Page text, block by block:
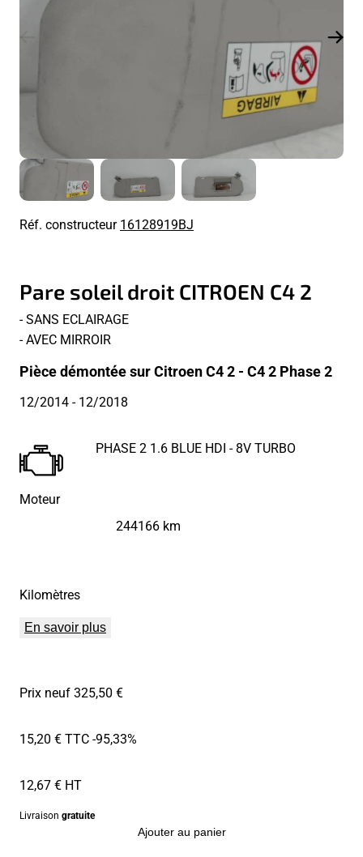
Réf. constructeur16128919BJ
Pare soleil droit CITROEN C4 2
- SANS ECLAIRAGE
- AVEC MIRROIR
Pièce démontée sur Citroen C4 2 - C4 2 Phase 2
12/2014- 12/2018
Moteur
PHASE 2 1.6 BLUE HDI - 8V TURBO
Kilomètres
244166 km
En savoir plus
Prix neuf 325,50 €
15,20 € TTC-95,33%
12,67 € HT
Livraison gratuite
Ajouter au panier